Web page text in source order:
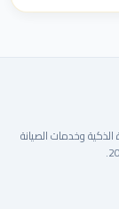
وخدمات الصيانة